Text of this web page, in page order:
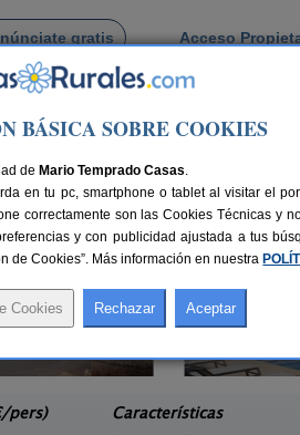
gratis Acceso
de Belians
pers) Características
BÁSICA SOBRE COOKIES
de Mario Temprado Casas.
en tu pc, smartphone o tablet al visitar el
correctamente son las Cookies Técnicas y
y con publicidad ajustada a tus
de Cookies”. Más información en nuestra